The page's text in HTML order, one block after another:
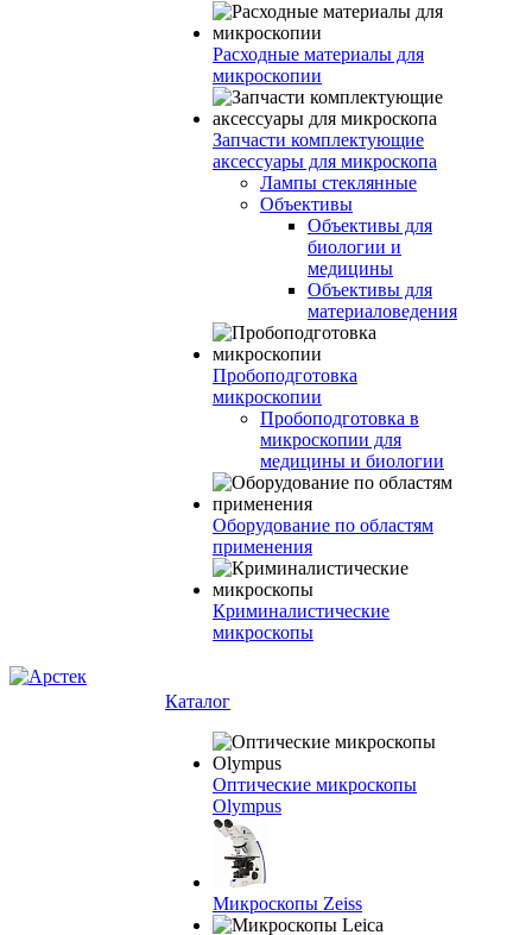
Расходные материалы для
микроскопии
Запчасти комплектующие
аксессуары для микроскопа
Лампы стеклянные
Объективы
Объективы для
биологии и
медицины
Объективы для
материаловедения
Пробоподготовка
микроскопии
Пробоподготовка в
микроскопии для
медицины и биологии
Оборудование по областям
применения
Криминалистические
микроскопы
Каталог
Оптические микроскопы
Olympus
Микроскопы Zeiss